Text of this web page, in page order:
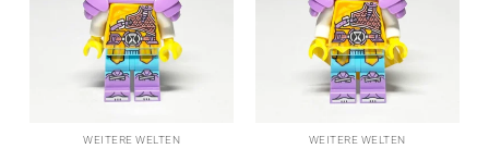
WEITERE WELTEN WEITERE WELTEN